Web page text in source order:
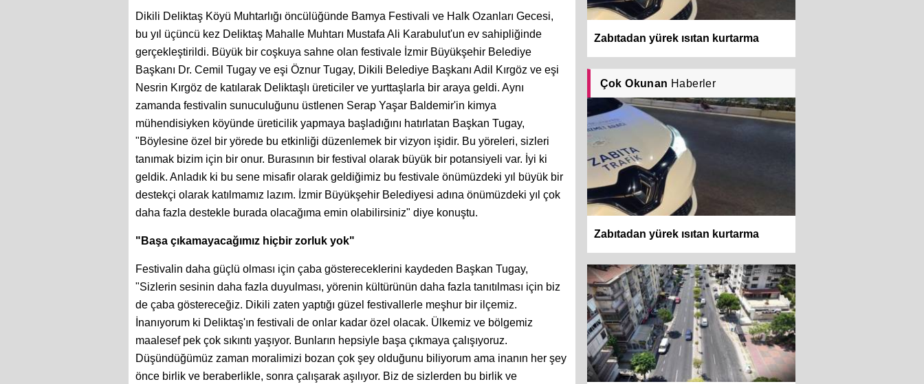
Dikili Deliktaş Köyü Muhtarlığı öncülüğünde Bamya Festivali ve Halk Ozanları Gecesi,
bu yıl üçüncü kez Deliktaş Mahalle Muhtarı Mustafa Ali Karabulut'un ev sahipliğinde
gerçekleştirildi. Büyük bir coşkuya sahne olan festivale İzmir Büyükşehir Belediye
Başkanı Dr. Cemil Tugay ve eşi Öznur Tugay, Dikili Belediye Başkanı Adil Kırgöz ve eşi
Nesrin Kırgöz de katılarak Deliktaşlı üreticiler ve yurttaşlarla bir araya geldi. Aynı
zamanda festivalin sunuculuğunu üstlenen Serap Yaşar Baldemir'in kimya
mühendisiyken köyünde üreticilik yapmaya başladığını hatırlatan Başkan Tugay,
"Böylesine özel bir yörede bu etkinliği düzenlemek bir vizyon işidir. Bu yöreleri, sizleri
tanımak bizim için bir onur. Burasının bir festival olarak büyük bir potansiyeli var. İyi ki
geldik. Anladık ki bu sene misafir olarak geldiğimiz bu festivale önümüzdeki yıl büyük bir
destekçi olarak katılmamız lazım. İzmir Büyükşehir Belediyesi adına önümüzdeki yıl çok
daha fazla destekle burada olacağıma emin olabilirsiniz" diye konuştu.
"Başa çıkamayacağımız hiçbir zorluk yok"
Festivalin daha güçlü olması için çaba göstereceklerini kaydeden Başkan Tugay,
"Sizlerin sesinin daha fazla duyulması, yörenin kültürünün daha fazla tanıtılması için biz
de çaba göstereceğiz. Dikili zaten yaptığı güzel festivallerle meşhur bir ilçemiz.
İnanıyorum ki Deliktaş'ın festivali de onlar kadar özel olacak. Ülkemiz ve bölgemiz
maalesef pek çok sıkıntı yaşıyor. Bunların hepsiyle başa çıkmaya çalışıyoruz.
Düşündüğümüz zaman moralimizi bozan çok şey olduğunu biliyorum ama inanın her şey
önce birlik ve beraberlikle, sonra çalışarak aşılıyor. Biz de sizlerden bu birlik ve
Zabıtadan yürek ısıtan kurtarma
Çok Okunan Haberler
Zabıtadan yürek ısıtan kurtarma